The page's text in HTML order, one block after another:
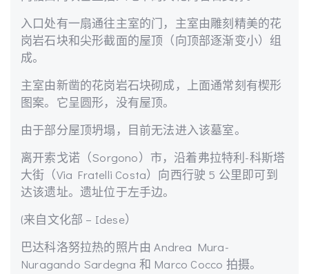
入口处有一扇通往主室的门，主室由雕刻精美的花
岗岩石块和尖形截面的屋顶（向顶部逐渐变小）组
成。
主室由新凿的花岗岩石块砌成，上面通常刻有楔形
图案。它呈圆形，没有屋顶。
由于部分屋顶坍塌，目前无法进入该墓室。
离开索戈诺（Sorgono）市，沿着弗拉特利-科斯塔
大街（Via Fratelli Costa）向西行驶 5 公里即可到
达该遗址。遗址位于左手边。
(来自文化部 – Idese）
巴达科洛努拉热的照片由 Andrea Mura-
Nuragando Sardegna 和 Marco Cocco 拍摄。